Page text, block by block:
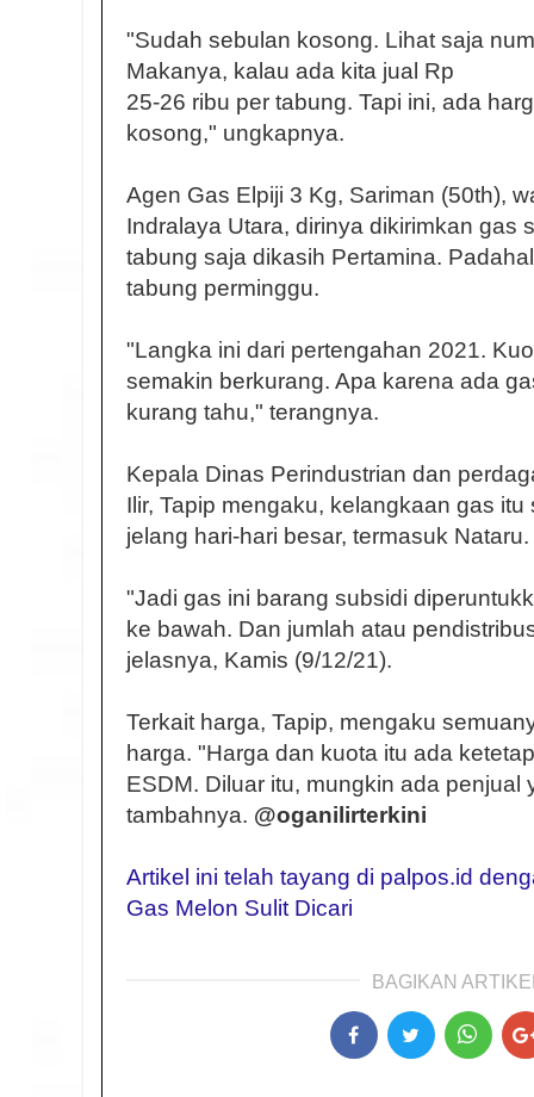
"Sudah sebulan kosong. Lihat saja
Makanya, kalau ada kita jual Rp
25-26 ribu per tabung. Tapi ini, ada
kosong," ungkapnya.
Agen Gas Elpiji 3 Kg, Sariman (50th),
Indralaya Utara, dirinya dikirimkan gas
tabung saja dikasih Pertamina.
tabung perminggu.
"Langka ini dari pertengahan 2021.
semakin berkurang. Apa karena ada
kurang tahu," terangnya.
Kepala Dinas Perindustrian dan
Ilir, Tapip mengaku, kelangkaan gas
jelang hari-hari besar, termasuk Nataru.
"Jadi gas ini barang subsidi
ke bawah. Dan jumlah atau
jelasnya, Kamis (9/12/21).
Terkait harga, Tapip, mengaku
harga. "Harga dan kuota itu ada
ESDM. Diluar itu, mungkin ada penjual
tambahnya. @oganilirterkini
Artikel ini telah tayang di palpos.id
Gas Melon Sulit Dicari
BAGIKAN